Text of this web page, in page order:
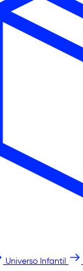
Universo Infantil